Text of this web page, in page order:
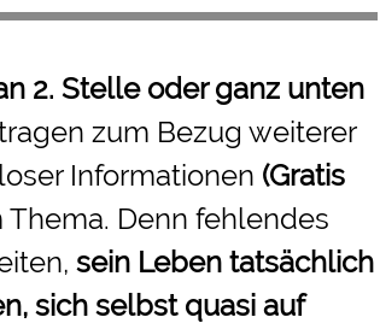
2. Stelle oder ganz unten
zum Bezug weiterer
Informationen (Gratis
Denn fehlendes
sein Leben tatsächlich
, sich selbst quasi auf